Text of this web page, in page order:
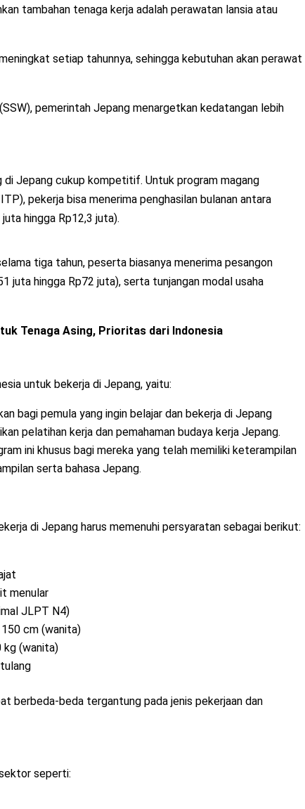
tambahan tenaga kerja adalah perawatan lansia atau
setiap tahunnya, sehingga kebutuhan akan perawat
pemerintah Jepang menargetkan kedatangan lebih
di Jepang cukup kompetitif. Untuk program magang
pekerja bisa menerima penghasilan bulanan antara
hingga Rp12,3 juta).
tiga tahun, peserta biasanya menerima pesangon
juta hingga Rp72 juta), serta tunjangan modal usaha
Tenaga Asing, Prioritas dari Indonesia
untuk bekerja di Jepang, yaitu:
bagi pemula yang ingin belajar dan bekerja di Jepang
pelatihan kerja dan pemahaman budaya kerja Jepang.
ini khusus bagi mereka yang telah memiliki keterampilan
serta bahasa Jepang.
di Jepang harus memenuhi persyaratan sebagai berikut:
menular
JLPT N4)
cm (wanita)
kg (wanita)
berbeda-beda tergantung pada jenis pekerjaan dan
seperti: